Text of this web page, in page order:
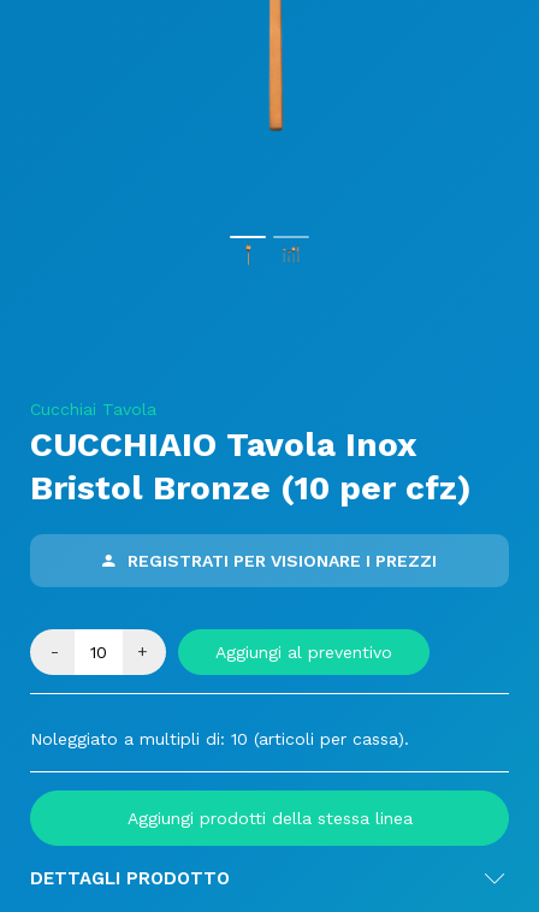
Cucchiai Tavola
CUCCHIAIO Tavola Inox
Bristol Bronze (10 per cfz)
REGISTRATI PER VISIONARE I PREZZI
- + Aggiungi al preventivo
Noleggiato a multipli di: 10 (articoli per cassa).
Aggiungi prodotti della stessa linea
DETTAGLI PRODOTTO